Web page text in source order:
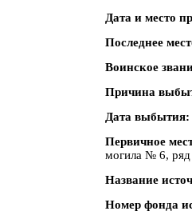
Дата и место
Последнее
Воинское
Причина
Дата выбытия
Первичное
могила № 6, ряд
Название
Номер фонда